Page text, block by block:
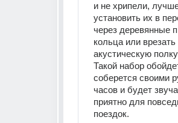
и не хрипели,
установить их в
через деревянные
кольца или
акустическую
Такой набор
соберется своими
часов и будет
приятно для
поездок.